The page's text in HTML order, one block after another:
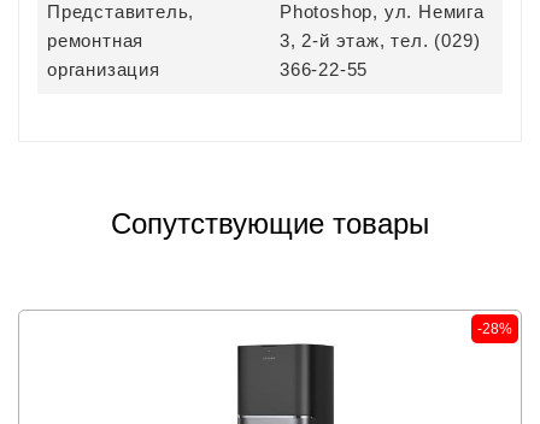
Представитель,
ремонтная
организация
Photoshop, ул. Немига
3, 2-й этаж, тел. (029)
366-22-55
Сопутствующие товары
-28%